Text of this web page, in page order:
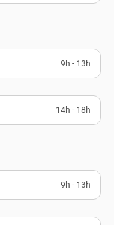
9h - 13h
14h - 18h
9h - 13h